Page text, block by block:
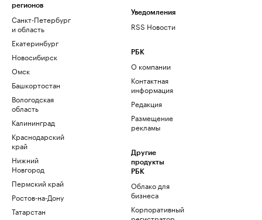
регионов
Санкт-Петербург
и область
Екатеринбург
Новосибирск
Омск
Башкортостан
Вологодская
область
Калининград
Краснодарский
край
Нижний
Новгород
Пермский край
Ростов-на-Дону
Татарстан
Уведомления
RSS Новости
РБК
О компании
Контактная
информация
Редакция
Размещение
рекламы
Другие
продукты
РБК
Облако для
бизнеса
Корпоративный